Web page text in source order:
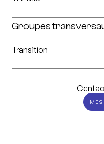
Groupes
Transition